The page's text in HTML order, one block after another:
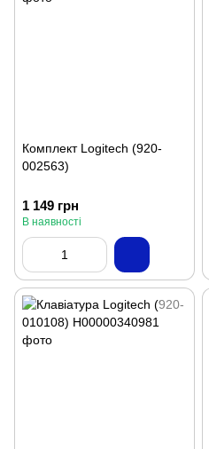
Комплект Logitech (920-
002563)
1 149 грн
В наявності